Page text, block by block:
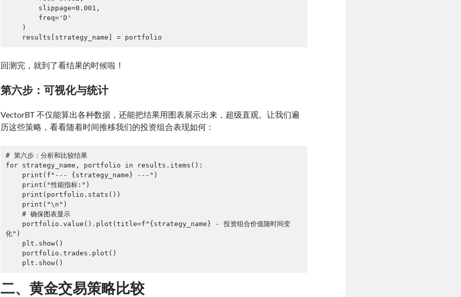
    results[strategy_name] = portfolio
回测完，就到了看结果的时候啦！
第六步：可视化与统计
VectorBT 不仅能算出各种数据，还能把结果用图表展示出来，超级直观。让我们遍
历这些策略，看看随着时间推移我们的投资组合表现如何：
# 第六步：分析和比较结果
for strategy_name, portfolio in results.items():
化")
    plt.show()
二、黄金交易策略比较